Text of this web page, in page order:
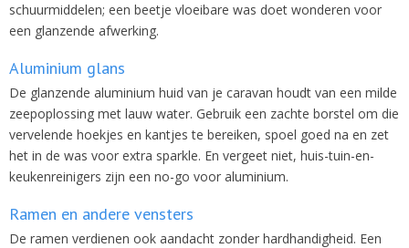
schuurmiddelen; een beetje vloeibare was doet wonderen voor
een glanzende afwerking.
Aluminium glans
De glanzende aluminium huid van je caravan houdt van een milde
zeepoplossing met lauw water. Gebruik een zachte borstel om die
vervelende hoekjes en kantjes te bereiken, spoel goed na en zet
het in de was voor extra sparkle. En vergeet niet, huis-tuin-en-
keukenreinigers zijn een no-go voor aluminium.
Ramen en andere vensters
De ramen verdienen ook aandacht zonder hardhandigheid. Een